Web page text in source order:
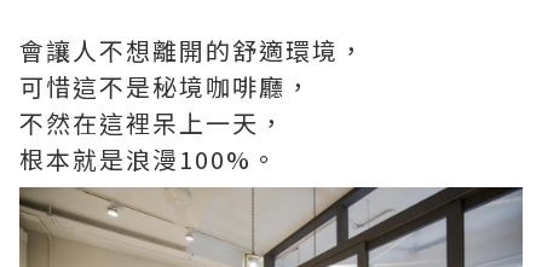
會讓人不想離開的舒適環境，
可惜這不是秘境咖啡廳，
不然在這裡呆上一天，
根本就是浪漫100%。